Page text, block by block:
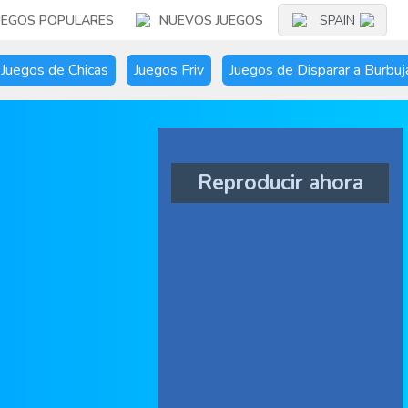
POPULARES NUEVOS JUEGOS SPAIN
Juegos de Chicas Juegos Friv Juegos de Disparar a
Reproducir ahora